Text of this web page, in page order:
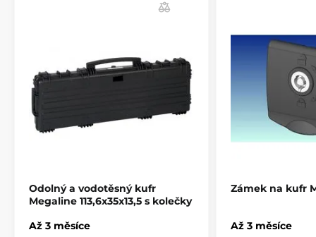
Odolný a vodotěsný kufr
Megaline 113,6x35x13,5 s kolečky
Až 3 měsíce
Zámek na kufr
Až 3 měsíce